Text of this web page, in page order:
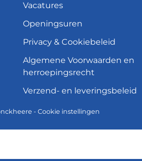
Vacatures
Openingsuren
Privacy & Cookiebeleid
Algemene Voorwaarden en
herroepingsrecht
Verzend- en leveringsbeleid
- Cookie instellingen